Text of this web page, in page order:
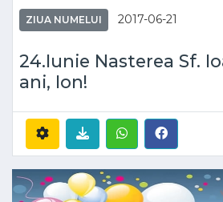
ZIUA NUMELUI 2017-06-21
24.Iunie Nasterea Sf.
ani, Ion!